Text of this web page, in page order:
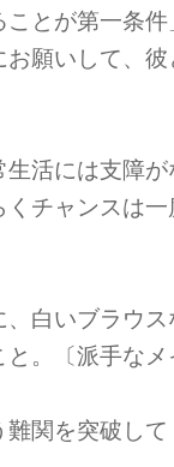
ことが第一条
願いして、
活には支障
チャンスは
白いブラウ
。〔派手な
関を突破して